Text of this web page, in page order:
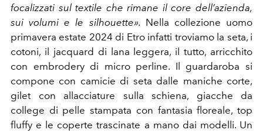
focalizzati sul textile che rimane il core dell’azienda,
sui volumi e le silhouette». Nella collezione uomo
primavera estate 2024 di Etro infatti troviamo la seta, i
cotoni, il jacquard di lana leggera, il tutto, arricchito
con embrodery di micro perline. Il guardaroba si
compone con camicie di seta dalle maniche corte,
gilet con allacciature sulla schiena, giacche da
college di pelle stampata con fantasia floreale, top
fluffy e le coperte trascinate a mano dai modelli. Un